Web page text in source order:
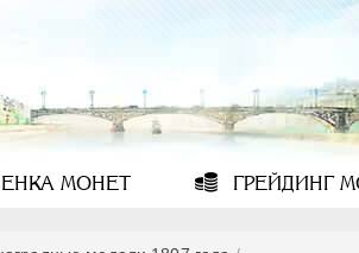
МОНЕТ ГРЕЙДИНГ